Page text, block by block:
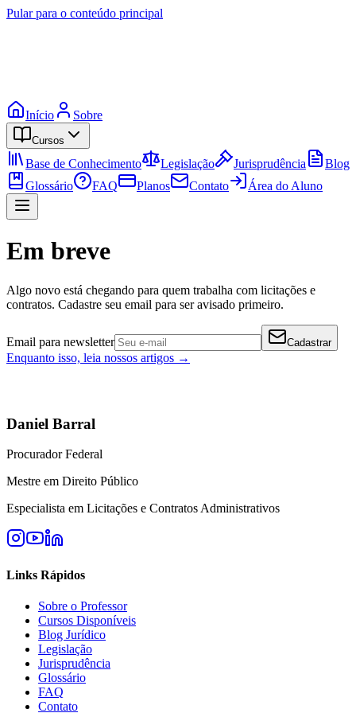
Pular para o conteúdo principal
Início Sobre
Cursos
Base de Conhecimento Legislação Jurisprudência
Blog
Glossário
FAQ Planos Contato Área do Aluno
Em breve
Algo novo está chegando para quem trabalha com licitações e
contratos. Cadastre seu email para ser avisado primeiro.
Email para newsletter Cadastrar
Enquanto isso, leia nossos artigos →
Daniel Barral
Procurador Federal
Mestre em Direito Público
Especialista em Licitações e Contratos Administrativos
Links Rápidos
Sobre o Professor
Cursos Disponíveis
Blog Jurídico
Legislação
Jurisprudência
Glossário
FAQ
Contato